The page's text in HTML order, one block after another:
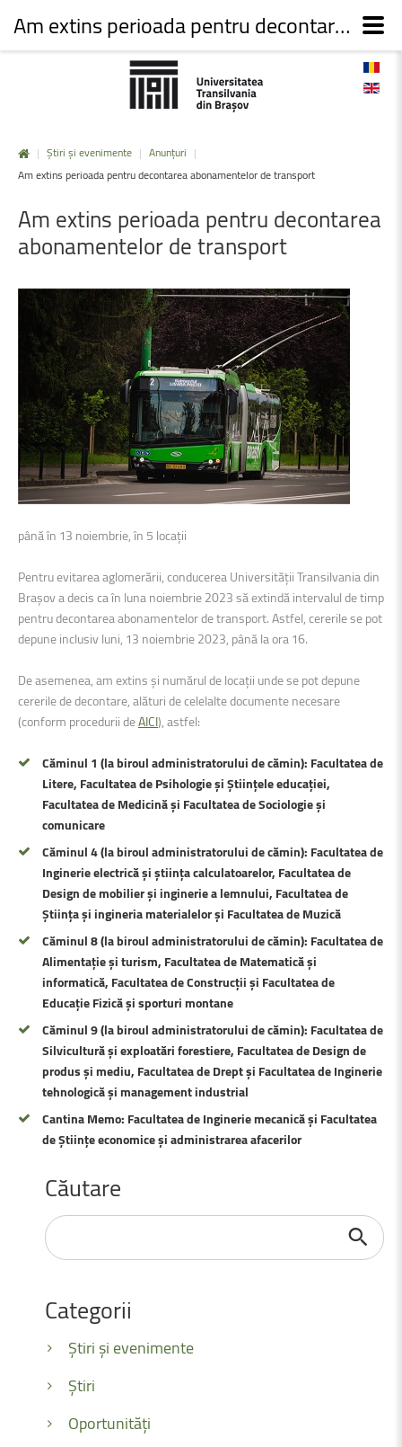
| Știri și evenimente | Anunțuri |
Am extins perioada pentru decontarea abonamentelor de transport
Am extins perioada pentru decontarea
abonamentelordetransport
până în 13 noiembrie, în 5 locații
Pentru evitarea aglomerării, conducerea Universității Transilvania din
Brașov a decis ca în luna noiembrie 2023 să extindă intervalul de timp
pentru decontarea abonamentelor de transport. Astfel, cererile se pot
depune inclusiv luni, 13 noiembrie 2023, până la ora 16.
De asemenea, am extins și numărul de locații unde se pot depune
cererile de decontare, alături de celelalte documente necesare
(conform procedurii deAICI), astfel:
Căminul 1 (la biroul administratorului de cămin): Facultatea de
Litere, Facultatea de Psihologie și Științele educației,
Facultatea de Medicină și Facultatea de Sociologie și
comunicare
Căminul 4 (la biroul administratorului de cămin): Facultatea de
Inginerie electrică și știința calculatoarelor, Facultatea de
Design de mobilier și inginerie a lemnului, Facultatea de
Știința și ingineria materialelor și Facultatea de Muzică
Căminul 8 (la biroul administratorului de cămin): Facultatea de
Alimentație și turism, Facultatea de Matematică și
informatică, Facultatea de Construcții și Facultatea de
Educație Fizică și sporturi montane
Căminul 9 (la biroul administratorului de cămin): Facultatea de
Silvicultură și exploatări forestiere, Facultatea de Design de
produs și mediu, Facultatea de Drept și Facultatea de Inginerie
tehnologică și management industrial
Cantina Memo: Facultatea de Inginerie mecanică și Facultatea
de Științe economice și administrarea afacerilor
Căutare
Căutare
...
Categorii
Știri și evenimente
Știri
Oportunități
Am extins perioada pentru decontarea abonamentelor de transport